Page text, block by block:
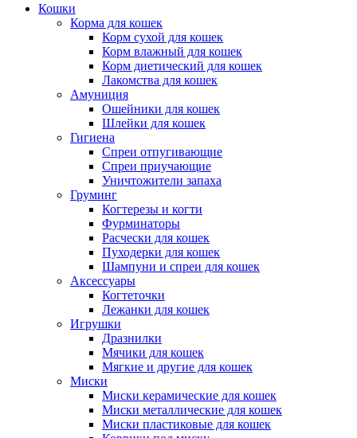
Кошки
Корма для кошек
Корм сухой для кошек
Корм влажный для кошек
Корм диетический для кошек
Лакомства для кошек
Амуниция
Ошейники для кошек
Шлейки для кошек
Гигиена
Спреи отпугивающие
Спреи приучающие
Уничтожители запаха
Груминг
Когтерезы и когти
Фурминаторы
Расчески для кошек
Пуходерки для кошек
Шампуни и спреи для кошек
Аксессуары
Когтеточки
Лежанки для кошек
Игрушки
Дразнилки
Мячики для кошек
Мягкие и другие для кошек
Миски
Миски керамические для кошек
Миски металлические для кошек
Миски пластиковые для кошек